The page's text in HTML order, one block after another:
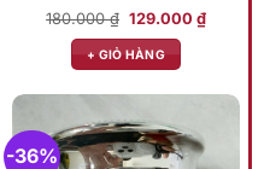
Được xếp
hạng5.00
5 sao
180.000₫ Giá
là:
180.000 ₫.
129.000 ₫Giá
hiện
+ GIỎ HÀNG
-36%